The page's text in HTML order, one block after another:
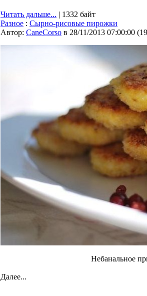
Читать дальше... | 1332 байт
Разное : Сырно-рисовые пирожки
Автор: CaneCorso в 28/11/2013 07:00:00 (
Нeбанальное
Далее...